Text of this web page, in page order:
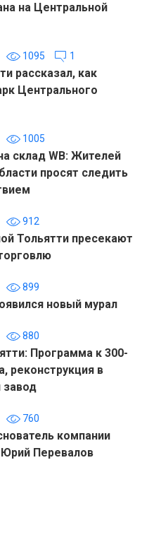
на Центральной
1095 1
рассказал, как
Центрального
1005
склад WB: Жителей
просят следить
912
Тольятти пресекают
899
новый мурал
880
Программа к 300-
реконструкция в
завод
760
компании
Перевалов